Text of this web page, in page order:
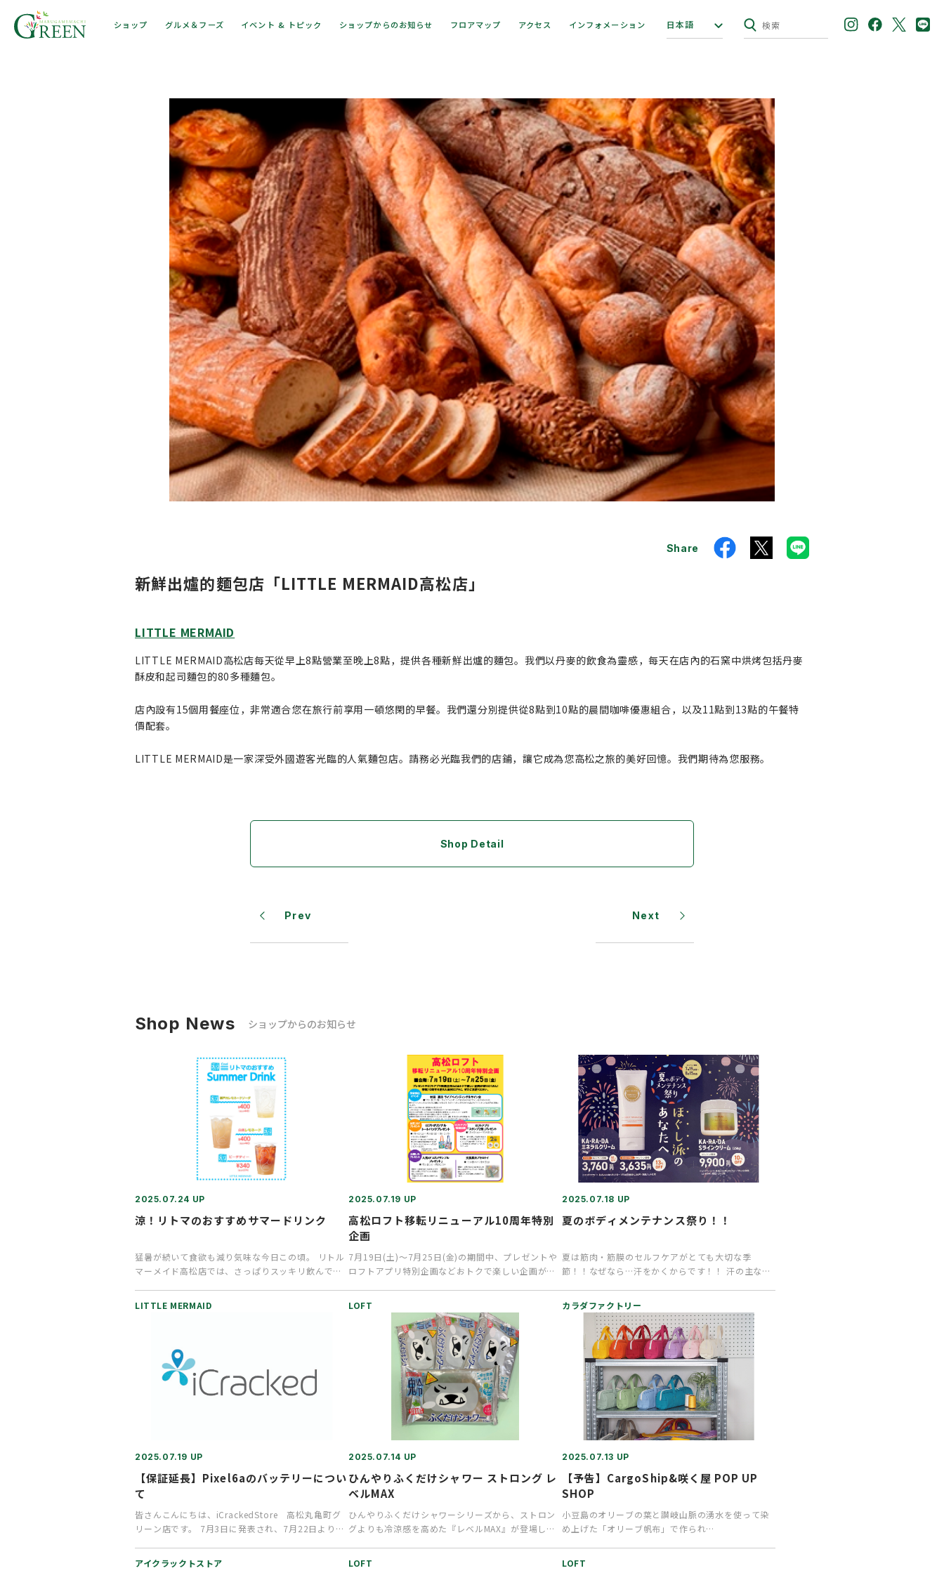
ショップ グルメ＆フーズ イベント & トピック ショップからのお知らせ フロアマップ アクセス インフォメーション 日本語
Share
新鮮出爐的麵包店「LITTLE MERMAID高松店」
LITTLE MERMAID
LITTLE MERMAID高松店每天從早上8點營業至晚上8點，提供各種新鮮出爐的麵包。我們以丹麥的飲食為靈感，每天在店內的石窯中烘烤包括丹麥
酥皮和起司麵包的80多種麵包。
店內設有15個用餐座位，非常適合您在旅行前享用一頓悠閑的早餐。我們還分別提供從8點到10點的晨間咖啡優惠組合，以及11點到13點的午餐特
價配套。
LITTLE MERMAID是一家深受外國遊客光臨的人氣麵包店。請務必光臨我們的店鋪，讓它成為您高松之旅的美好回憶。我們期待為您服務。
Shop Detail
Prev Next
Shop News ショップからのお知らせ
2025.07.24 UP
涼！リトマのおすすめサマードリンク
猛暑が続いて食欲も減り気味な今日この頃。 リトル
マーメイド高松店では、さっぱりスッキリ飲んでい
LITTLE MERMAID
2025.07.19 UP
高松ロフト移転リニューアル10周年特別
企画
7月19日(土)～7月25日(金)の期間中、プレゼントや
ロフトアプリ特別企画などおトクで楽しい企画が盛
LOFT
2025.07.18 UP
夏のボディメンテナンス祭り！！
夏は筋肉・筋膜のセルフケアがとても大切な季
節！！なぜなら…汗をかくからです！！ 汗の主な成
カラダファクトリー
2025.07.19 UP
【保証延長】Pixel6aのバッテリーについ
て
皆さんこんにちは、iCrackedStore 高松丸亀町グ
リーン店です。 7月3日に発表され、7月22日より開
アイクラックトストア
2025.07.14 UP
ひんやりふくだけシャワー ストロング レ
ベルMAX
ひんやりふくだけシャワーシリーズから、ストロン
グよりも冷涼感を高めた『レベルMAX』が登場しま
LOFT
2025.07.13 UP
【予告】CargoShip&咲く屋 POP UP
SHOP
小豆島のオリーブの葉と讃岐山脈の湧水を使って染
め上げた「オリーブ帆布」で作られ
LOFT